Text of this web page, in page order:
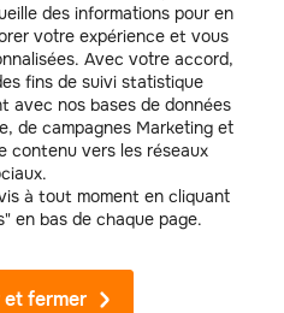
des informations pour en
votre expérience et vous
Avec votre accord,
fins de suivi statistique
avec nos bases de données
de campagnes Marketing et
contenu vers les réseaux
à tout moment en cliquant
en bas de chaque page.
fermer
cas de dépendance :
retraite, nous vous versons une
Vie (PDF - 168 Ko)